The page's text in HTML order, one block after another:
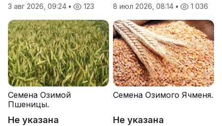
3 авг 2026, 09:24 • 123
8 июл 2026, 08:14 • 1 036
Семена Озимой
Пшеницы.
Не указана
Семена Озимого Ячменя.
Не указана